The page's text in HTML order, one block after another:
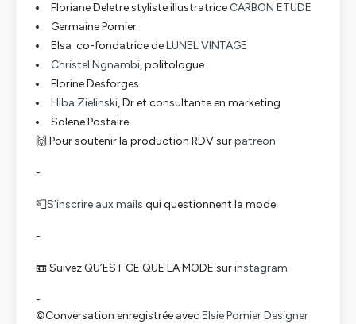
Floriane Deletre styliste illustratrice CARBON ETUDE
Germaine Pomier
Elsa co-fondatrice deLUNEL VINTAGE
Christel Ngnambi, politologue
Florine Desforges
Hiba Zielinski, Dr et consultante en marketing
Solene Postaire
🙌 Pour soutenir la production RDV surpatreon
-
📮S’inscrire aux mails qui questionnent la mode
-
📼 Suivez QU’EST CE QUE LA MODE surinstagram
-
©️Conversation enregistrée avecElsie Pomier Designer